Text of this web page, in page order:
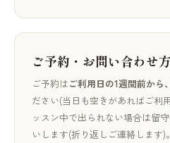
ご予約・お問い合わせ
ご予約はご利用日の1週間前から
ださい(当日も空きがあればご利
ッスン中で出られない場合は留
いします(折り返しご連絡します